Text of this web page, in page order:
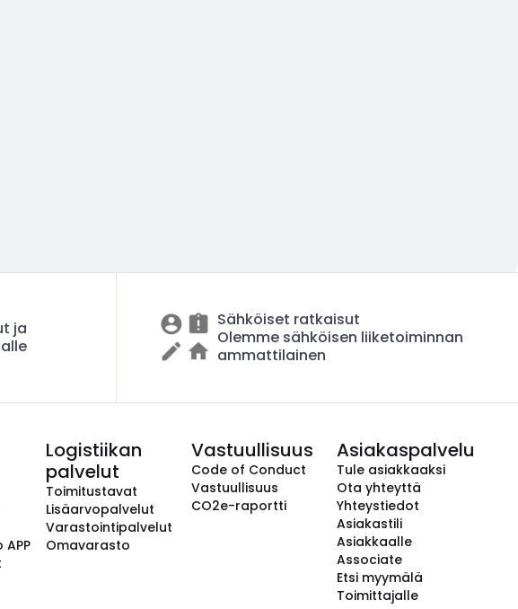
ja
Sähköiset ratkaisut
Olemme sähköisen liiketoiminnan
ammattilainen
Logistiikan
palvelut
Toimitustavat
Lisäarvopalvelut
Varastointipalvelut
Omavarasto
Vastuullisuus
Code of Conduct
Vastuullisuus
CO2e-raportti
Asiakaspalvelu
Tule asiakkaaksi
Ota yhteyttä
Yhteystiedot
Asiakastili
Asiakkaalle
Associate
Etsi myymälä
Toimittajalle